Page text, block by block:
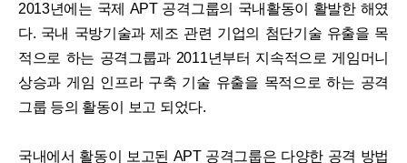
2013년에는 국제 APT 공격그룹의 국내활동이 활발한 해였
다. 국내 국방기술과 제조 관련 기업의 첨단기술 유출을 목
적으로 하는 공격그룹과 2011년부터 지속적으로 게임머니
상승과 게임 인프라 구축 기술 유출을 목적으로 하는 공격
그룹 등의 활동이 보고 되었다.
국내에서 활동이 보고된 APT 공격그룹은 다양한 공격 방법